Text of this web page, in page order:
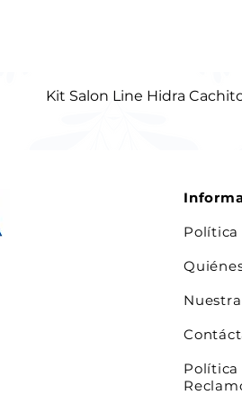
Kit Salon Line Hidra
Política
Política